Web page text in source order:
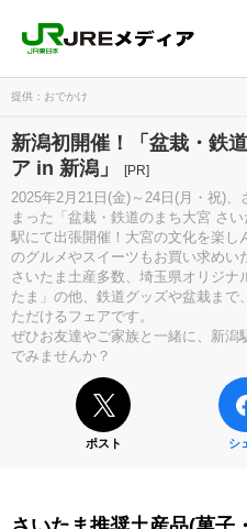
提供：おでかけ
新潟初開催！「盆栽・鉄
ア in 新潟」
[PR]
2025年2月21日(金)～24日(月・祝)
まった「盆栽・鉄道のまち大宮 さ
駅にて出張開催！大宮の文化を楽し
のグルメやスイーツもお買い求めい
さいたま土産多数、埼玉県オリジ
たま」の他、鉄道グッズや盆栽ま
ただけるフェアです。
ぜひお友達やご家族と一緒に、新潟
でみませんか？
ポスト シ